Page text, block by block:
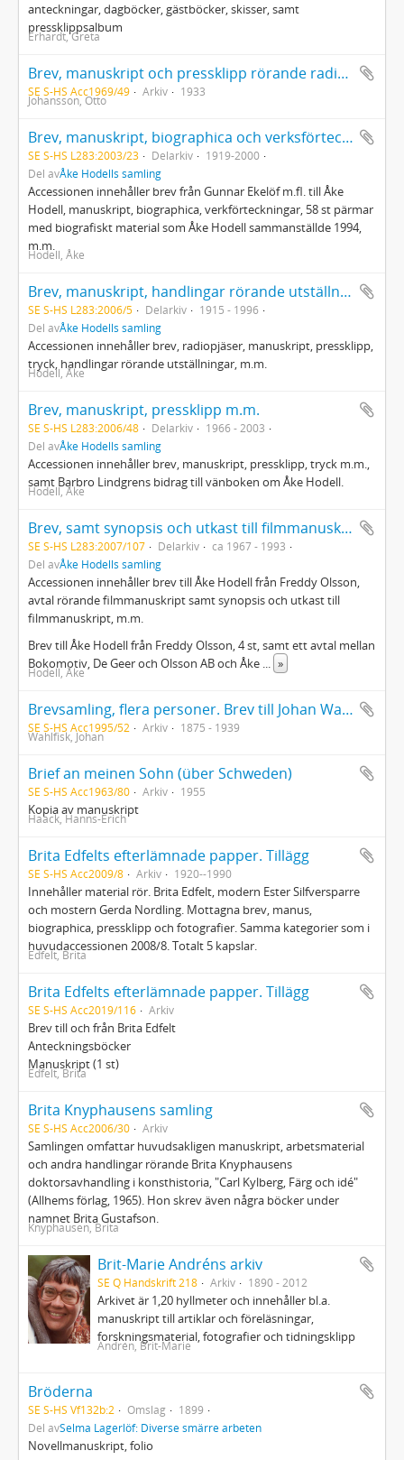
anteckningar, dagböcker, gästböcker, skisser, samt
pressklippsalbum
Erhardt, Greta
Brev, manuskript och pressklipp rörande radiokursen "Mellanfolkligt samarbete"
SE S-HS Acc1969/49 Arkiv 1933
Johansson, Otto
Brev, manuskript, biographica och verksförteckningar
SE S-HS L283:2003/23 Delarkiv
1919-2000
Del avÅke Hodells samling
Accessionen innehåller brev från Gunnar Ekelöf m.fl. till Åke
Hodell, manuskript, biographica, verkförteckningar, 58 st pärmar
med biografiskt material som Åke Hodell sammanställde 1994,
m.m.
Hodell, Åke
Brev, manuskript, handlingar rörande utställningar m.m.
SE S-HS L283:2006/5 Delarkiv
1915 - 1996
Del avÅke Hodells samling
Accessionen innehåller brev, radiopjäser, manuskript, pressklipp,
tryck, handlingar rörande utställningar, m.m.
Hodell, Åke
Brev, manuskript, pressklipp m.m.
SE S-HS L283:2006/48 Delarkiv
1966 - 2003
Del avÅke Hodells samling
Accessionen innehåller brev, manuskript, pressklipp, tryck m.m.,
samt Barbro Lindgrens bidrag till vänboken om Åke Hodell.
Hodell, Åke
Brev, samt synopsis och utkast till filmmanuskript m.m.
SE S-HS L283:2007/107 Delarkiv
ca 1967 - 1993
Del avÅke Hodells samling
Accessionen innehåller brev till Åke Hodell från Freddy Olsson,
avtal rörande filmmanuskript samt synopsis och utkast till
filmmanuskript, m.m.
Brev till Åke Hodell från Freddy Olsson, 4 st, samt ett avtal mellan
Bokomotiv, De Geer och Olsson AB och Åke ... »
Hodell, Åke
Brevsamling, flera personer. Brev till Johan Wahlfisk, makarna Kuylenstjerna, Knut Borg, Britta Helling, Lisa Pettersson, Gunnar Bispe, bröllopsinbjudan, Carolina (Lina) Molander, Buster Norén, Birgit Norén, Gösta Arnheim, Efraim Odell samt brev till oidentifierade mottagare inklusive ett diktmanus
SE S-HS Acc1995/52 Arkiv 1875 - 1939
Wahlfisk, Johan
Brief an meinen Sohn (über Schweden)
SE S-HS Acc1963/80 Arkiv 1955
Kopia av manuskript
Haack, Hanns-Erich
Brita Edfelts efterlämnade papper. Tillägg
SE S-HS Acc2009/8 Arkiv 1920--1990
Innehåller material rör. Brita Edfelt, modern Ester Silfversparre
och mostern Gerda Nordling. Mottagna brev, manus,
biographica, pressklipp och fotografier. Samma kategorier som i
huvudaccessionen 2008/8. Totalt 5 kapslar.
Edfelt, Brita
Brita Edfelts efterlämnade papper. Tillägg
SE S-HS Acc2019/116 Arkiv
Brev till och från Brita Edfelt
Anteckningsböcker
Manuskript (1 st)
Edfelt, Brita
Brita Knyphausens samling
SE S-HS Acc2006/30 Arkiv
Samlingen omfattar huvudsakligen manuskript, arbetsmaterial
och andra handlingar rörande Brita Knyphausens
doktorsavhandling i konsthistoria, "Carl Kylberg, Färg och idé"
(Allhems förlag, 1965). Hon skrev även några böcker under
namnet Brita Gustafson.
Knyphausen, Brita
Brit-Marie Andréns arkiv
SE Q Handskrift 218 Arkiv 1890 - 2012
Arkivet är 1,20 hyllmeter och innehåller bl.a.
manuskript till artiklar och föreläsningar,
forskningsmaterial, fotografier och tidningsklipp
Andrén, Brit-Marie
Bröderna
SE S-HS Vf132b:2 Omslag
1899
Del avSelma Lagerlöf: Diverse smärre arbeten
Novellmanuskript, folio